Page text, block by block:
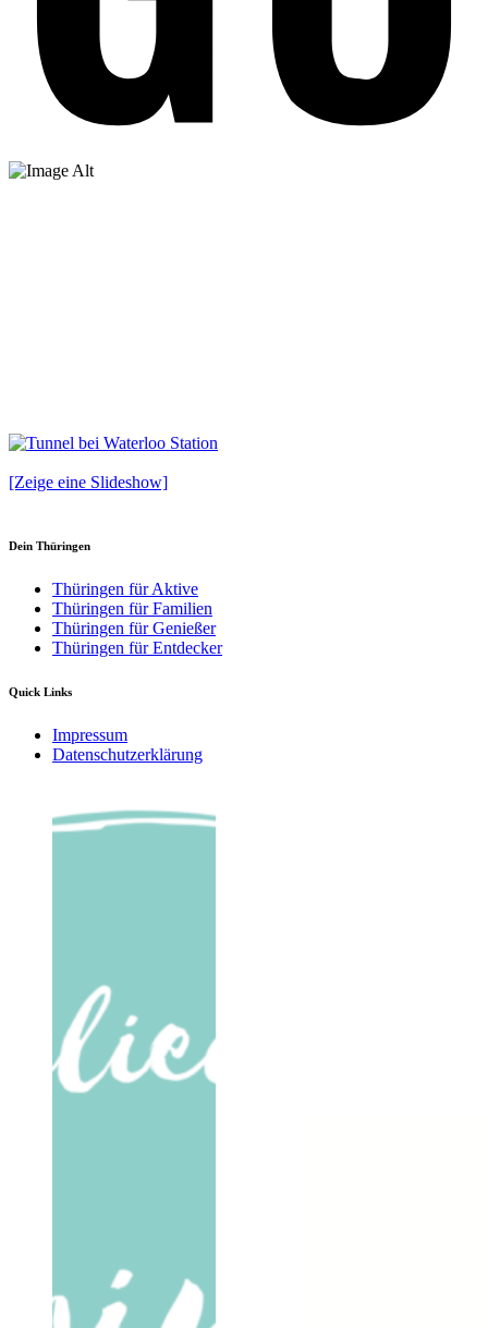
[Zeige eine Slideshow]
Dein Thüringen
Thüringen für Aktive
Thüringen für Familien
Thüringen für Genießer
Thüringen für Entdecker
Quick Links
Impressum
Datenschutzerklärung